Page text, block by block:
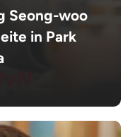
Seong-woo
in Park